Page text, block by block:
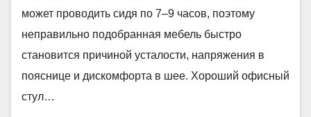
может проводить сидя по 7–9 часов, поэтому
неправильно подобранная мебель быстро
становится причиной усталости, напряжения в
пояснице и дискомфорта в шее. Хороший офисный
стул…